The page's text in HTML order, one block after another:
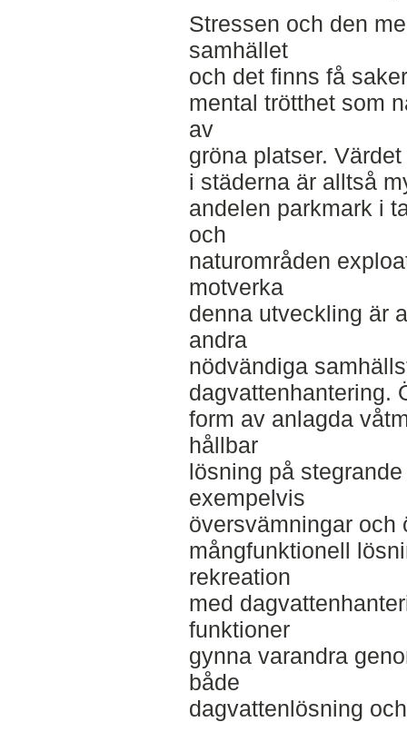
Stressen och den
samhället
och det finns få
mental trötthet som
av
gröna platser.
i städerna är alltså
andelen parkmark i
och
naturområden
motverka
denna utveckling är
andra
nödvändiga
dagvattenhantering.
form av anlagda
hållbar
lösning på
exempelvis
översvämningar och
mångfunktionell
rekreation
med
funktioner
gynna varandra
både
dagvattenlösning